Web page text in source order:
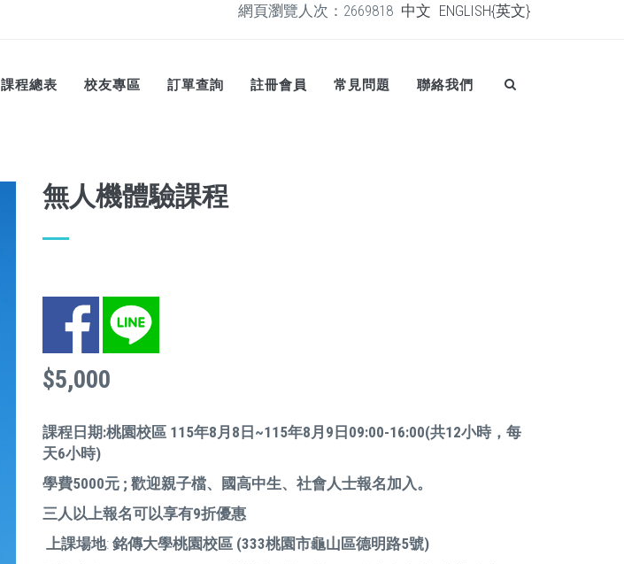
網頁瀏覽人次：2669818 中文 ENGLISH{英文}
課程總表 校友專區 訂單查詢 註冊會員 常見問題 聯絡我們
無人機體驗課程
Facebook LINE
$5,000
課程日期:桃園校區 115年8月8日~115年8月9日09:00-16:00(共12小時，每
天6小時)
學費5000元 ; 歡迎親子檔、國高中生、社會人士報名加入。
三人以上報名可以享有9折優惠
上課場地: 銘傳大學桃園校區 (333桃園市龜山區德明路5號)